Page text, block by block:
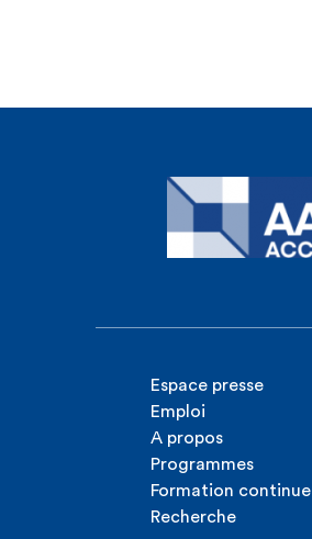
Espace presse
Emploi
A propos
Programmes
Formation continue
Recherche